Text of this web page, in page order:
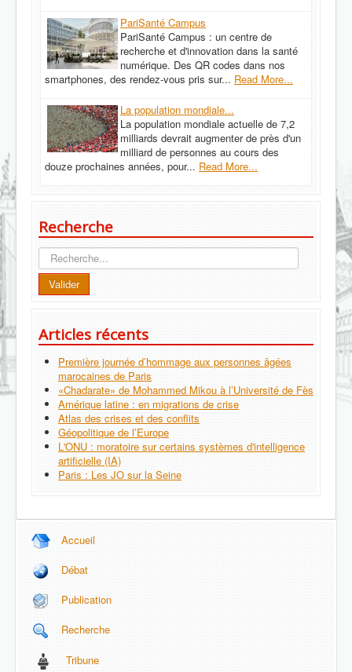
PariSanté Campus
PariSanté Campus : un centre de
recherche et d'innovation dans la santé
numérique. Des QR codes dans nos
smartphones, des rendez-vous pris sur... Read More...
La population mondiale...
La population mondiale actuelle de 7,2
milliards devrait augmenter de près d'un
milliard de personnes au cours des
douze prochaines années, pour... Read More...
Recherche
Recherche
Valider
Articles récents
Première journée d’hommage aux personnes âgées
marocaines de Paris
«Chadarate» de Mohammed Mikou à l’Université de Fès
Amérique latine : en migrations de crise
Atlas des crises et des conflits
Géopolitique de l’Europe
L'ONU : moratoire sur certains systèmes d'intelligence
artificielle (IA)
Paris : Les JO sur la Seine
Accueil
Débat
Publication
Recherche
Tribune